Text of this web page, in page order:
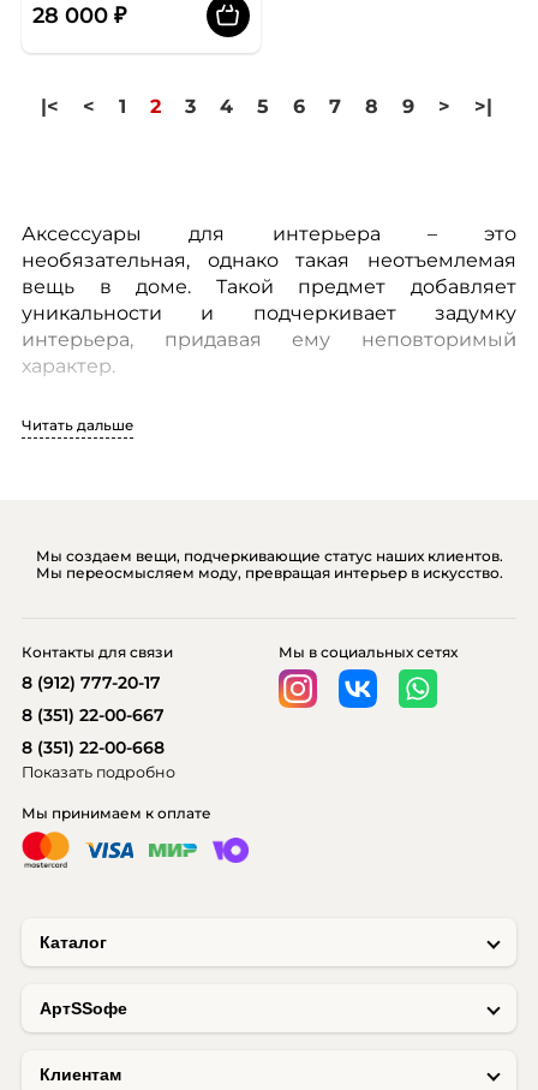
28 000 ₽
|< < 1 2 3 4 5 6 7 8 9 > >|
Аксессуары для интерьера – это
необязательная, однако такая неотъемлемая
вещь в доме. Такой предмет добавляет
уникальности и подчеркивает задумку
интерьера, придавая ему неповторимый
характер.
Любой дизайнер скажет вам, что оформление
или люстры! Комната без маленькой, любимой
мелочи становится уже не просто жилым
Именно выбранные по душе аксессуары для
декора интерьера становятся тем акцентом, без
которого комната кажется не законченной.
Как сделать правильный
выбор аксессуаров
Многие люди выбирают аксессуары для
вещь понравилась, то ее обязательно нужно
Поскольку аксессуар – это небольшая вещь,
Читать дальше
Мы создаем вещи, подчеркивающие статус наших клиентов.
Мы переосмысляем моду, превращая интерьер в искусство.
Каталог
AртSSофе
Клиентам
Мы принимаем к оплате
Мы в социальных сетях
Контакты для связи
8 (912) 777-20-17
8 (351) 22-00-667
8 (351) 22-00-668
Показать подробно